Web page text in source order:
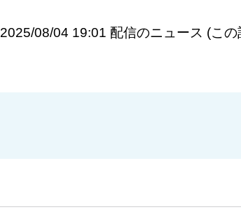
2025/08/04 19:01 配信のニュース (こ